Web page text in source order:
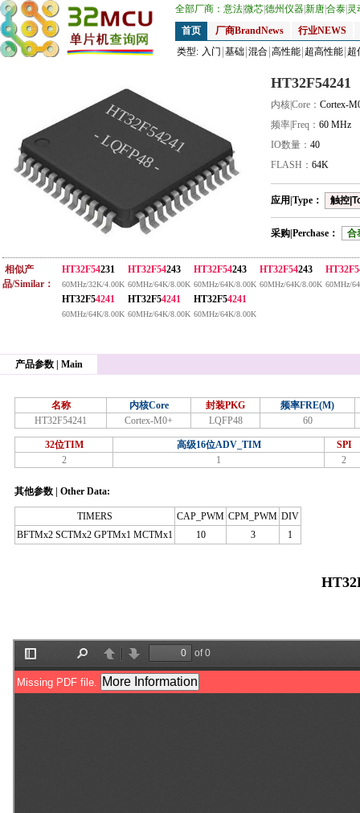
全部厂商： 意法微芯德州仪器新唐合泰 灵
首页
厂商BrandNews
行业NEWS
类型: 入门 基础 混合 高性能 超高性能 超
HT32F54241
- LQFP48 -
HT32F54241
内核|Core： Cortex-
频率|Freq： 60 MHz
IO数量： 40
FLASH： 64K
应用|Type： 触控
采购|Perchase： 合
相似产
品/Similar：
HT32F54231
60MHz/32K/4.00K
HT32F54243
60MHz/64K/8.00K
HT32F54243
60MHz/64K/8.00K
HT32F54243
60MHz/64K/8.00K 60MHz/
HT32F54241
60MHz/64K/8.00K
HT32F54241
60MHz/64K/8.00K
HT32F54241
60MHz/64K/8.00K
产品参数 | Main
名称 内核Core 封装PKG
频率FRE(M)
HT32F54241
Cortex-M0+ LQFP48 60
32位TIM 高级16位ADV_TIM
SPI
2
1 2
其他参数 | Other Data:
TIMERS CAP_PWM CPM_PWM DIV
BFTMx2 SCTMx2 GPTMx1 MCTMx1
10 3 1